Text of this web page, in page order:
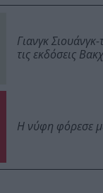
Γιανγκ
τις εκδόσεις
Η νύφη φόρεσε